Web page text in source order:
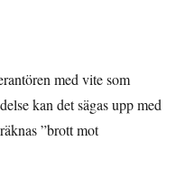
med vite som
kan det sägas upp med
”brott mot